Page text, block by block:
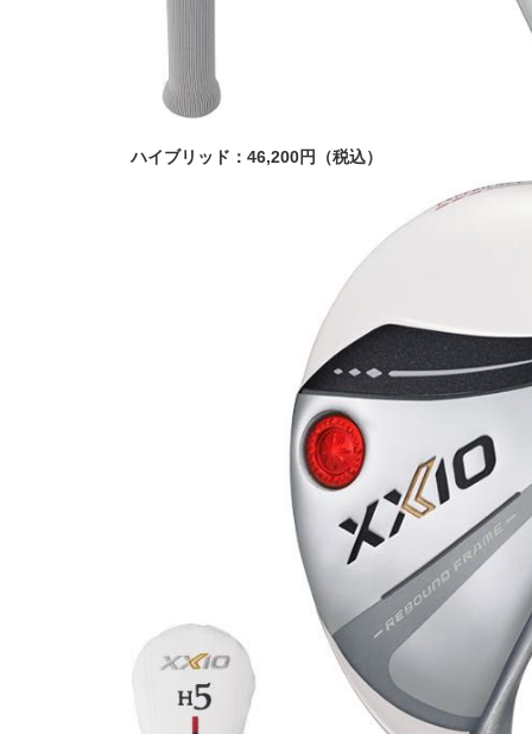
ハイブリッド：46,200円（税込）